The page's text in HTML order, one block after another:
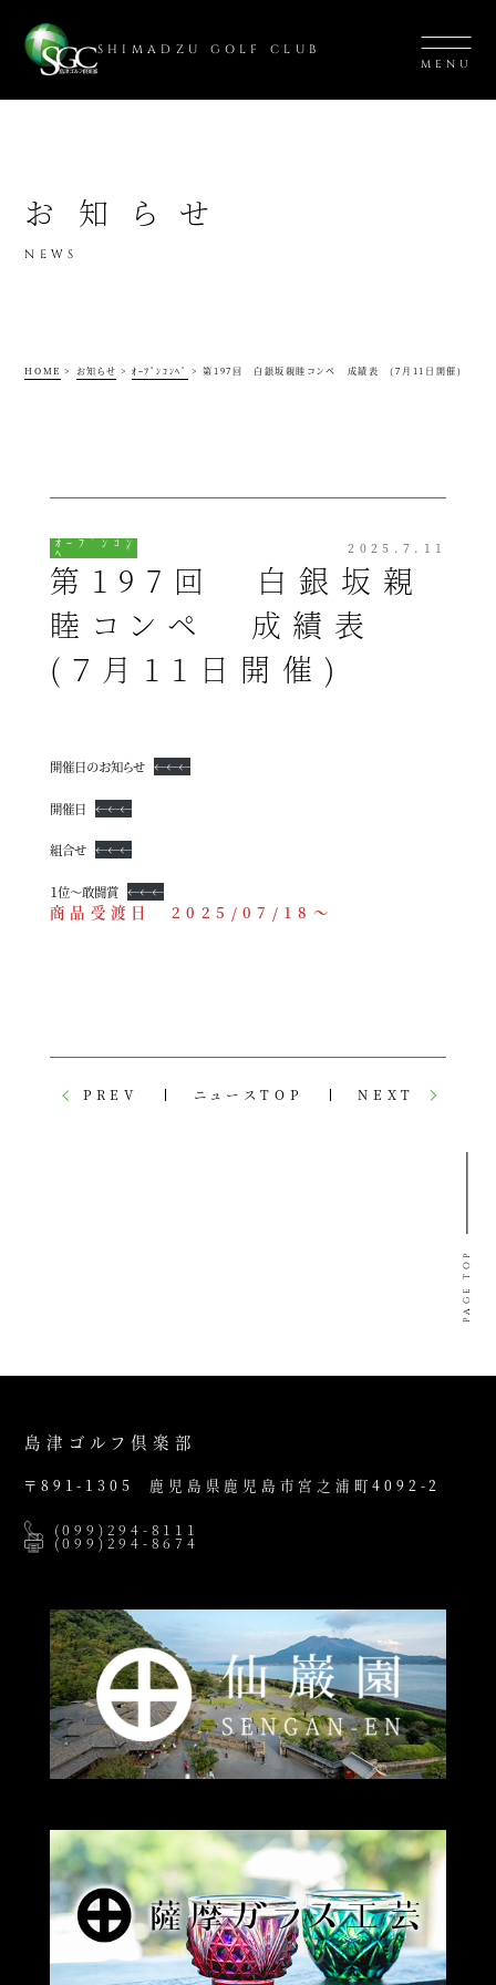
SHIMADZU GOLF CLUB
MENU
お知らせ
NEWS
HOME > お知らせ > ｵｰﾌﾟﾝｺﾝﾍﾟ >第197回 白銀坂親睦コンペ 成績表 (７月11日開催)
ｵｰﾌﾟﾝｺﾝ
ﾍﾟ
第197回 白銀坂親
睦コンペ 成績表
(７月11日開催)
2025.7.11
開催日のお知らせ ←←←
開催日 ←←←
組合せ ←←←
１位～敢闘賞 ←←←
商品受渡日 2025/07/18～
PREV ニュースTOP NEXT
PAGE TOP
島津ゴルフ倶楽部
〒891-1305 鹿児島県鹿児島市宮之浦町4092-2
(099)294-8111
(099)294-8674